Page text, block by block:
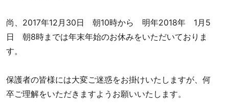
尚、2017年12月30日 朝10時から 明年2018年 1月5
日 朝8時までは年末年始のお休みをいただいておりま
す。
保護者の皆様には大変ご迷惑をお掛けいたしますが、何
卒ご理解をいただきますようお願いいたします。